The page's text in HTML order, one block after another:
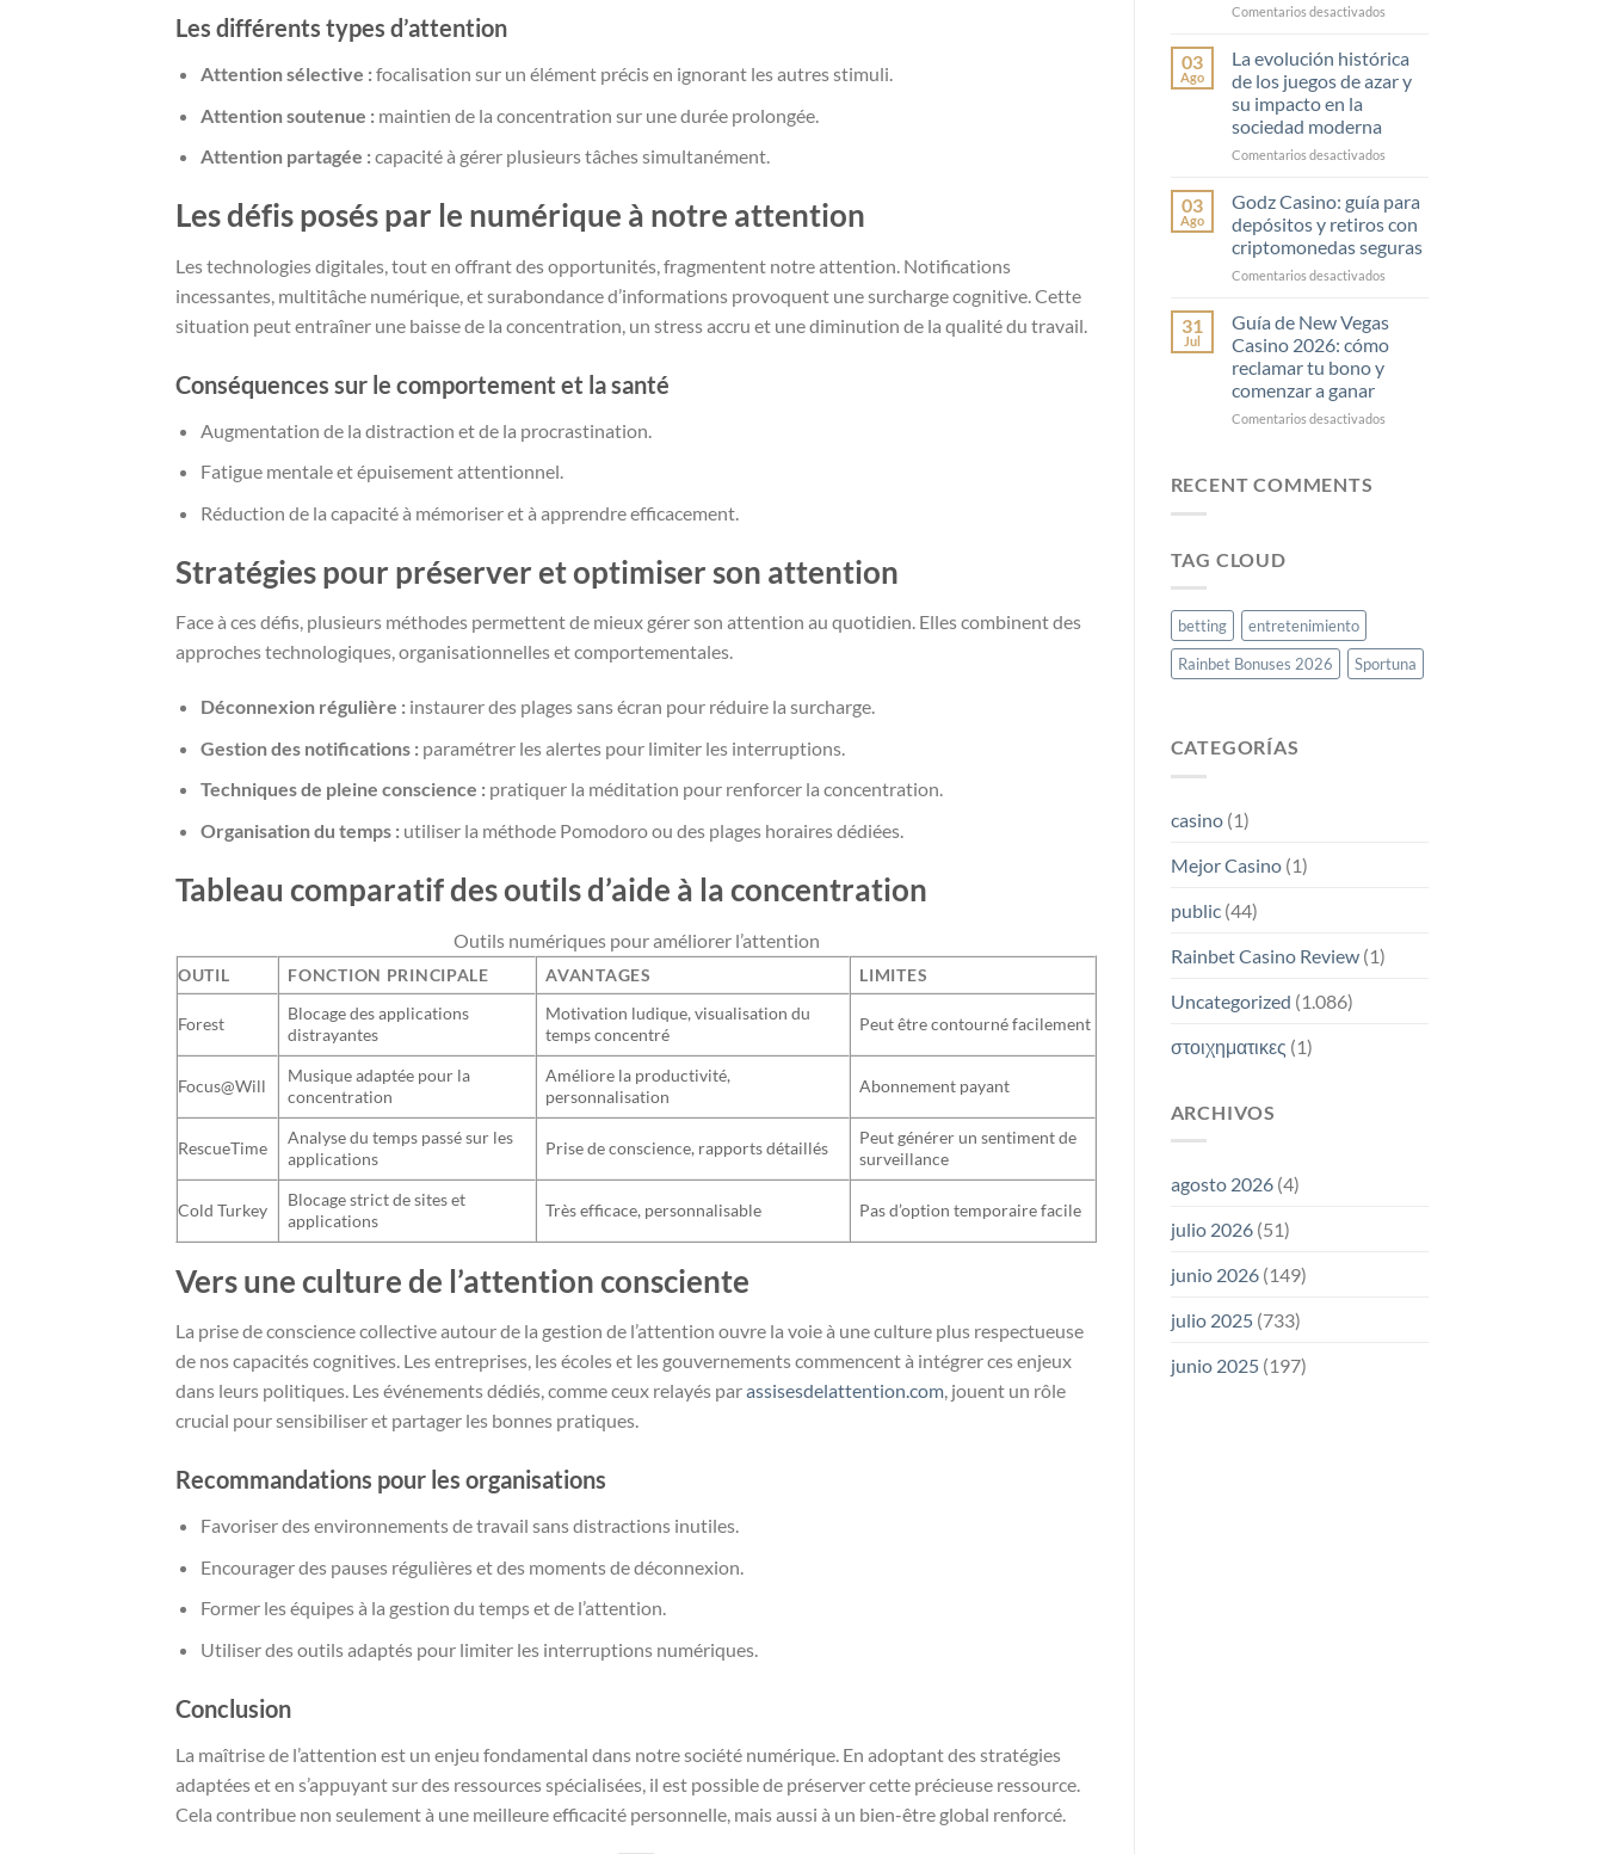
Les différents types d’attention
Attention sélective :focalisation sur un élément précis en ignorant les autres stimuli.
Attention soutenue :maintien de la concentration sur une durée prolongée.
Attention partagée :capacité à gérer plusieurs tâches simultanément.
Les défis posés par le numérique à notre attention
Les technologies digitales, tout en offrant des opportunités, fragmentent notre attention. Notifications
incessantes, multitâche numérique, et surabondance d’informations provoquent une surcharge cognitive. Cette
situation peut entraîner une baisse de la concentration, un stress accru et une diminution de la qualité du travail.
Conséquences sur le comportement et la santé
Augmentation de la distraction et de la procrastination.
Fatigue mentale et épuisement attentionnel.
Réduction de la capacité à mémoriser et à apprendre efficacement.
Stratégies pour préserver et optimiser son attention
Face à ces défis, plusieurs méthodes permettent de mieux gérer son attention au quotidien. Elles combinent des
approches technologiques, organisationnelles et comportementales.
Déconnexion régulière :instaurer des plages sans écran pour réduire la surcharge.
Gestion des notifications :paramétrer les alertes pour limiter les interruptions.
Techniques de pleine conscience :pratiquer la méditation pour renforcer la concentration.
Organisation du temps :utiliser la méthode Pomodoro ou des plages horaires dédiées.
Tableau comparatif des outils d’aide à la concentration
Outils numériques pour améliorer l’attention
OUTIL FONCTION PRINCIPALE AVANTAGES LIMITES
Forest
Blocage des applications
distrayantes
Motivation ludique, visualisation du
temps concentré
Peut être contourné facilement
Focus@Will
Musique adaptée pour la
concentration
Améliore la productivité,
personnalisation
Abonnement payant
RescueTime
Analyse du temps passé sur les
applications
Prise de conscience, rapports détaillés
Peut générer un sentiment de
surveillance
Cold Turkey
Blocage strict de sites et
applications
Très efficace, personnalisable Pas d’option temporaire facile
Vers une culture de l’attention consciente
La prise de conscience collective autour de la gestion de l’attention ouvre la voie à une culture plus respectueuse
de nos capacités cognitives. Les entreprises, les écoles et les gouvernements commencent à intégrer ces enjeux
dans leurs politiques. Les événements dédiés, comme ceux relayés parassisesdelattention.com, jouent un rôle
crucial pour sensibiliser et partager les bonnes pratiques.
Recommandations pour les organisations
Favoriser des environnements de travail sans distractions inutiles.
Encourager des pauses régulières et des moments de déconnexion.
Former les équipes à la gestion du temps et de l’attention.
Utiliser des outils adaptés pour limiter les interruptions numériques.
Conclusion
La maîtrise de l’attention est un enjeu fondamental dans notre société numérique. En adoptant des stratégies
adaptées et en s’appuyant sur des ressources spécialisées, il est possible de préserver cette précieuse ressource.
Cela contribue non seulement à une meilleure efficacité personnelle, mais aussi à un bien-être global renforcé.
el
para
potenciar
tus
Rainbet
Comentarios desactivadosen
las
y
los
guía
esencial
03
Ago
La evolución histórica
de los juegos de azar y
su impacto en la
sociedad moderna
Comentarios desactivadosen
histórica
de
los
juegos
su
la
03
Ago
Godz Casino: guía para
depósitos y retiros con
criptomonedas seguras
Comentarios desactivadosen
para
retiros
31
Jul
Guía de New Vegas
Casino 2026: cómo
reclamar tu bono y
comenzar a ganar
Comentarios desactivadosen
comenzar
a
RECENT COMMENTS
TAG CLOUD
betting
entretenimiento
Rainbet Bonuses 2026
Sportuna
CATEGORÍAS
casino(1)
Mejor Casino(1)
public(44)
Rainbet Casino Review(1)
Uncategorized (1.086)
στοιχηματικες (1)
ARCHIVOS
agosto 2026(4)
julio 2026(51)
junio 2026(149)
julio 2025(733)
junio 2025(197)